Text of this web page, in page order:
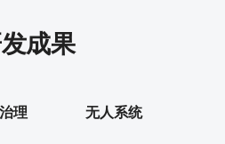
成果
理 无人系统